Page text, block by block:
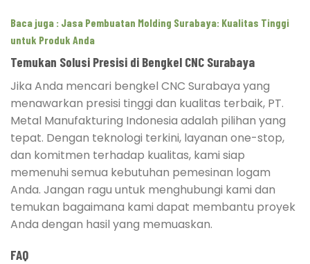
Baca juga : Jasa Pembuatan Molding Surabaya: Kualitas Tinggi
untuk Produk Anda
Temukan Solusi Presisi di Bengkel CNC Surabaya
Jika Anda mencari bengkel CNC Surabaya yang
menawarkan presisi tinggi dan kualitas terbaik, PT.
Metal Manufakturing Indonesia adalah pilihan yang
tepat. Dengan teknologi terkini, layanan one-stop,
dan komitmen terhadap kualitas, kami siap
memenuhi semua kebutuhan pemesinan logam
Anda. Jangan ragu untuk menghubungi kami dan
temukan bagaimana kami dapat membantu proyek
Anda dengan hasil yang memuaskan.
FAQ